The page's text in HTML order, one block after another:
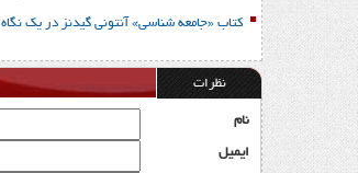
کتاب «جامعه شناسی» آنتونی گیدنز در یک نگاه
نظرات
نام
ایمیل